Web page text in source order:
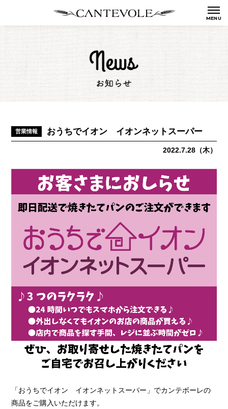
営業情報 おうちでイオン イオンネットスーパー
2022.7.28（木）
「おうちでイオン イオンネットスーパー」でカンテボーレの
商品をご購入いただけます。